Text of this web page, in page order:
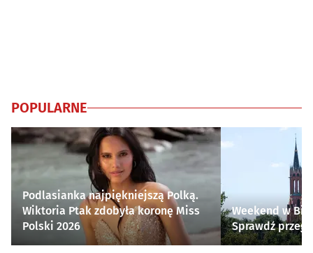
POPULARNE
Podlasianka najpiękniejszą Polką.
Wiktoria Ptak zdobyła koronę Miss
Polski 2026
Weekend w
Sprawdź